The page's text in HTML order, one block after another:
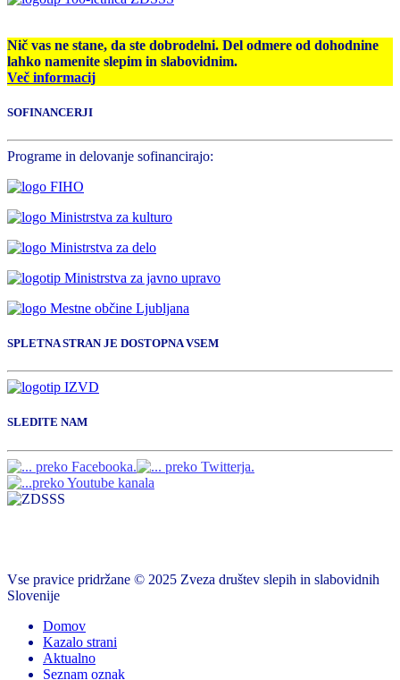
Nič vas ne stane, da ste dobrodelni. Del odmere od dohodnine
lahko namenite slepim in slabovidnim.
Več informacij
SOFINANCERJI
Programe in delovanje sofinancirajo:
SPLETNA STRAN JE DOSTOPNA VSEM
SLEDITE NAM
Vse pravice pridržane © 2025 Zveza društev slepih in slabovidnih
Slovenije
Domov
Kazalo strani
Aktualno
Seznam oznak